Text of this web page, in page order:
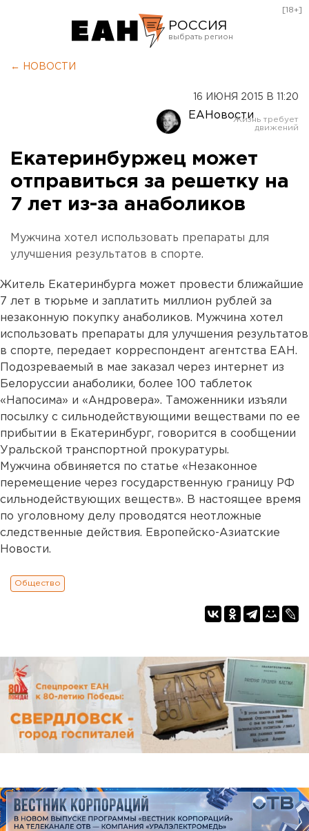
РОССИЯ
Оренбург
[18+]
← НОВОСТИ
16 ИЮНЯ 2015 В 11:20
ЕАНовости
Екатеринбуржец может
отправиться за решетку на
7 лет из-за анаболиков
Мужчина хотел использовать препараты для
улучшения результатов в спорте.
Житель Екатеринбурга может провести ближайшие
7 лет в тюрьме и заплатить миллион рублей за
незаконную покупку анаболиков. Мужчина хотел
использовать препараты для улучшения результатов
в спорте, передает корреспондент агентства ЕАН.
Подозреваемый в мае заказал через интернет из
Белоруссии анаболики, более 100 таблеток
«Напосима» и «Андровера». Таможенники изъяли
посылку с сильнодействующими веществами по ее
прибытии в Екатеринбург, говорится в сообщении
Уральской транспортной прокуратуры.
Мужчина обвиняется по статье «Незаконное
перемещение через государственную границу РФ
сильнодействующих веществ». В настоящее время
по уголовному делу проводятся неотложные
следственные действия. Европейско-Азиатские
Новости.
Общество